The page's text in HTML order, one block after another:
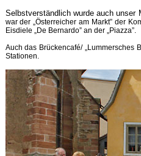
Selbstverständlich wurde auch
war der „Österreicher am Markt” der
Eisdiele „De Bernardo” an der „Piazza”.
Auch das Brückencafé/ „Lummersches
Stationen.